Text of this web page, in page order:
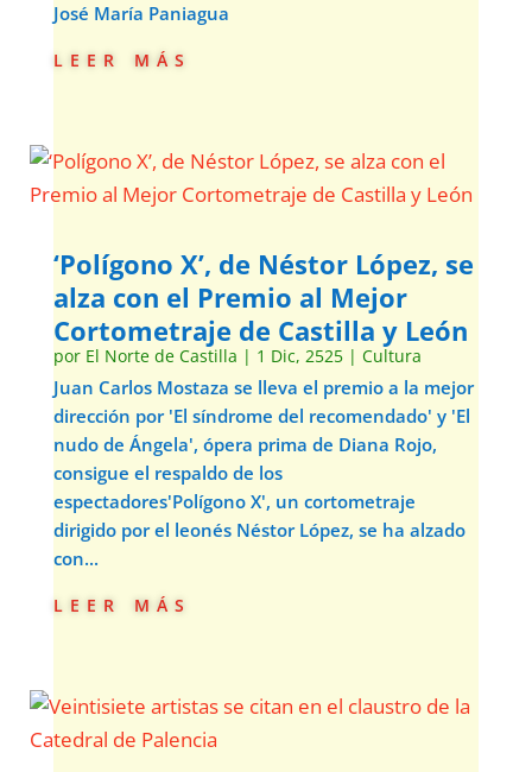
José María Paniagua
leer más
‘Polígono X’, de Néstor López, se
alza con el Premio al Mejor
Cortometraje de Castilla y León
por El Norte de Castilla | 1 Dic, 2525| Cultura
Juan Carlos Mostaza se lleva el premio a la mejor
dirección por 'El síndrome del recomendado' y 'El
nudo de Ángela', ópera prima de Diana Rojo,
consigue el respaldo de los
espectadores'Polígono X', un cortometraje
dirigido por el leonés Néstor López, se ha alzado
con...
leer más